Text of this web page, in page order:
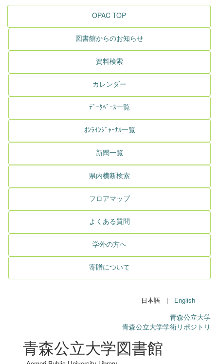
OPAC TOP
図書館からのお知らせ
資料検索
カレンダー
ﾃﾞｰﾀﾍﾞｰｽ一覧
ｵﾝﾗｲﾝｼﾞｬｰﾅﾙ一覧
新聞一覧
県内横断検索
フロアマップ
よくある質問
学外の方へ
寄贈について
日本語 | English
青森公立大学
青森公立大学学術リポジトリ
青森公立大学図書館